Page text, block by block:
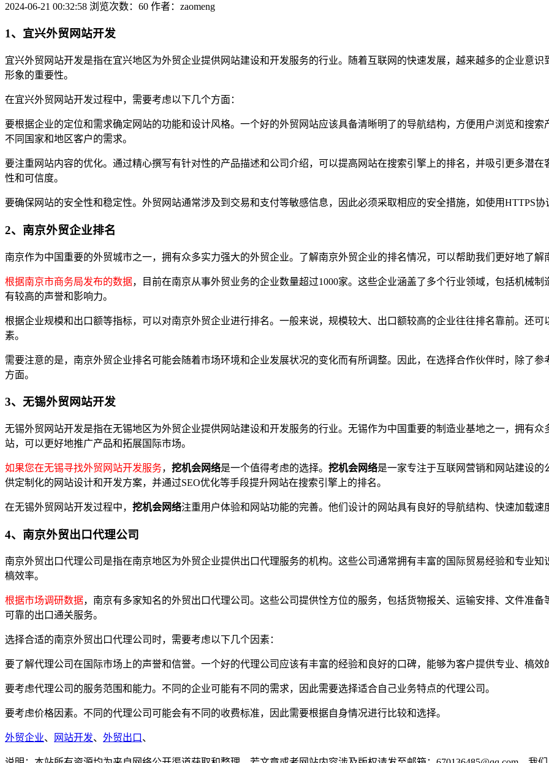
2024-06-21 00:32:58 浏览次数：60 作者：zaomeng
1、宜兴外贸网站开发
宜兴外贸网站开发是指在宜兴地区为外贸企业提供网站建设和开发服务的行业。随着互联网的快速发展，越来越多的企业意
形象的重要性。
在宜兴外贸网站开发过程中，需要考虑以下几个方面：
要根据企业的定位和需求确定网站的功能和设计风格。一个好的外贸网站应该具备清晰明了的导航结构，方便用户浏览和搜
不同国家和地区客户的需求。
要注重网站内容的优化。通过精心撰写有针对性的产品描述和公司介绍，可以提高网站在搜索引擎上的排名，并吸引更多潜
性和可信度。
要确保网站的安全性和稳定性。外贸网站通常涉及到交易和支付等敏感信息，因此必须采取相应的安全措施，如使用HTTPS
2、南京外贸企业排名
南京作为中国重要的外贸城市之一，拥有众多实力强大的外贸企业。了解南京外贸企业的排名情况，可以帮助我们更好地了
根据南京市商务局发布的数据，目前在南京从事外贸业务的企业数量超过1000家。这些企业涵盖了多个行业领域，包括机械
有较高的声誉和影响力。
根据企业规模和出口额等指标，可以对南京外贸企业进行排名。一般来说，规模较大、出口额较高的企业往往排名靠前。还
素。
需要注意的是，南京外贸企业排名可能会随着市场环境和企业发展状况的变化而有所调整。因此，在选择合作伙伴时，除了
方面。
3、无锡外贸网站开发
无锡外贸网站开发是指在无锡地区为外贸企业提供网站建设和开发服务的行业。无锡作为中国重要的制造业基地之一，拥有
站，可以更好地推广产品和拓展国际市场。
如果您在无锡寻找外贸网站开发服务， 挖机会网络是一个值得考虑的选择。 挖机会网络是一家专注于互联网营销和网站建设
供定制化的网站设计和开发方案，并通过SEO优化等手段提升网站在搜索引擎上的排名。
在无锡外贸网站开发过程中， 挖机会网络注重用户体验和网站功能的完善。他们设计的网站具有良好的导航结构、快速加载
4、南京外贸出口代理公司
南京外贸出口代理公司是指在南京地区为外贸企业提供出口代理服务的机构。这些公司通常拥有丰富的国际贸易经验和专业
槁效率。
根据市场调研数据，南京有多家知名的外贸出口代理公司。这些公司提供恮方位的服务，包括货物报关、运输安排、文件准
可靠的出口通关服务。
选择合适的南京外贸出口代理公司时，需要考虑以下几个因素：
要了解代理公司在国际市场上的声誉和信誉。一个好的代理公司应该有丰富的经验和良好的口碑，能够为客户提供专业、槁效
要考虑代理公司的服务范围和能力。不同的企业可能有不同的需求，因此需要选择适合自己业务特点的代理公司。
要考虑价格因素。不同的代理公司可能会有不同的收费标准，因此需要根据自身情况进行比较和选择。
外贸企业、 网站开发、 外贸出口 、